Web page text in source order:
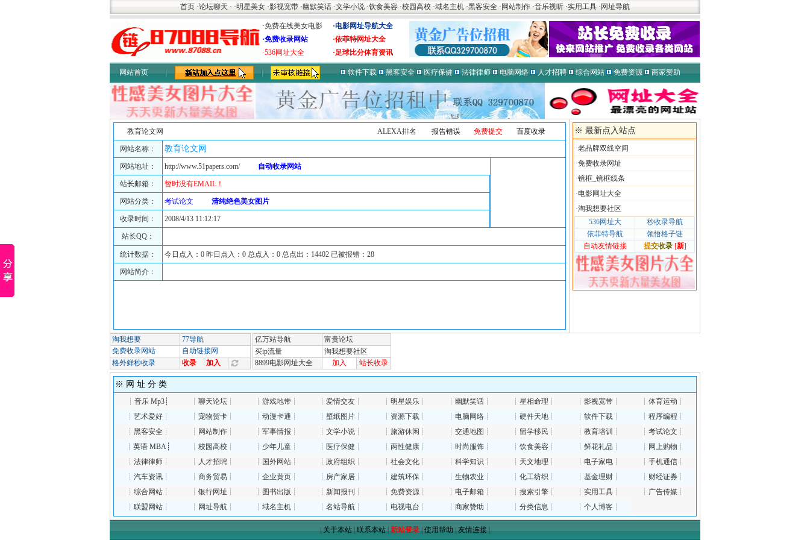
首页 ·论坛聊天 · ·明星美女 ·影视宽带 ·幽默笑话 ·文学小说 ·饮食美容 ·校园高校 ·域名主机 ·黑客安全 · 网站制作 ·音乐视听 ·实用工具 · 网址导航
·免费在线美女电影
·电影网址导航大全
·免费收录网站
·依菲特网址大全
·536网址大全
·足球比分体育资讯
网站首页 软件下载 黑客安全 医疗保健 法律律师 电脑网络 人才招聘 综合网站 免费资源 商家赞助
教育论文网 ALEXA排名 报告错误 免费提交 百度收录
网站名称： 教育论文网
网站地址： http://www.51papers.com/ 自动收录网站
站长邮箱： 暂时没有EMAIL！
网站分类： 考试论文 清纯绝色美女图片
收录时间： 2008/4/13 11:12:17
站长QQ：
统计数据： 今日点入：0 昨日点入：0 总点入：0 总点出：14402 已被报错：28
网站简介：
※ 最新点入站点
·老品牌双线空间
·免费收录网址
·镜框_镜框线条
·电影网址大全
·淘我想要社区
※ 网 址 分 类
┊ 音乐 Mp3 ┊ ┊ 聊天论坛 ┊ ┊ 游戏地带 ┊ ┊ 爱情交友 ┊ ┊ 明星娱乐┊ ┊ 幽默笑话┊ ┊ 星相命理 ┊ ┊ 影视宽带┊ ┊ 体育运动 ┊
┊ 艺术爱好┊ ┊ 宠物贺卡 ┊ ┊ 动漫卡通 ┊ ┊ 壁纸图片 ┊ ┊ 资源下载┊ ┊ 电脑网络┊ ┊ 硬件天地┊ ┊ 软件下载┊ ┊ 程序编程 ┊
┊ 黑客安全 ┊ ┊ 网站制作 ┊ ┊ 军事情报 ┊ ┊ 文学小说 ┊ ┊ 旅游休闲 ┊ ┊ 交通地图 ┊ ┊ 留学移民 ┊ ┊ 教育培训 ┊ ┊ 考试论文 ┊
┊ 英语 MBA┊ ┊ 校园高校 ┊ ┊ 少年儿童 ┊ ┊ 医疗保健 ┊ ┊ 两性健康┊ ┊ 时尚服饰┊ ┊ 饮食美容┊ ┊ 鲜花礼品 ┊ ┊ 网上购物 ┊
┊ 法律律师┊ ┊ 人才招聘 ┊ ┊ 国外网站 ┊ ┊ 政府组织 ┊ ┊ 社会文化┊ ┊ 科学知识 ┊ ┊ 天文地理 ┊ ┊ 电子家电┊ ┊ 手机通信┊
┊ 汽车资讯┊ ┊ 商务贸易 ┊ ┊ 企业黄页 ┊ ┊ 房产家居 ┊ ┊ 建筑环保┊ ┊ 生物农业 ┊ ┊ 化工纺织┊ ┊ 基金理财┊ ┊ 财经证券┊
┊ 综合网站┊ ┊ 银行网址 ┊ ┊ 图书出版 ┊ ┊ 新闻报刊 ┊ ┊ 免费资源┊ ┊ 电子邮箱 ┊ ┊ 搜索引擎┊ ┊ 实用工具┊ ┊ 广告传媒┊
┊ 联盟网站┊ ┊ 网址导航 ┊ ┊ 域名主机 ┊ ┊ 名站导航 ┊ ┊ 电视电台 ┊ ┊ 商家赞助 ┊ ┊ 分类信息 ┊ ┊ 个人博客┊
|关于本站|联系本站|新站登录|使用帮助|友情连接|